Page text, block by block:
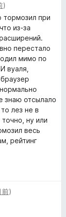
)
тормозил при
из-за
перестало
мимо по
вуаля,
знаю отсылало
лез не в
ну или
весь
рейтинг
前)